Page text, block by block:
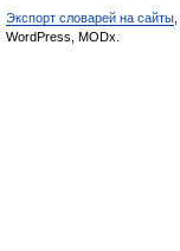
Экспорт словарей на сайты
WordPress, MODx.